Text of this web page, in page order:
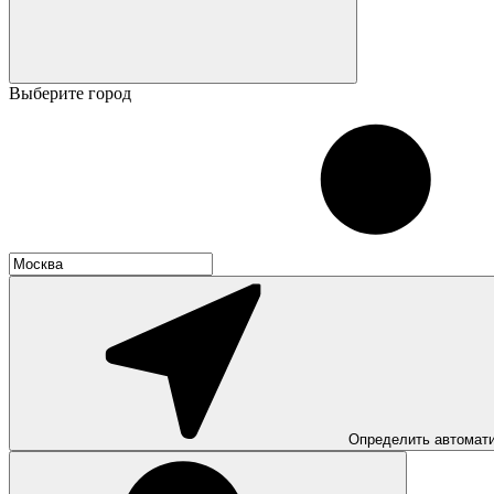
Выберите город
Определить